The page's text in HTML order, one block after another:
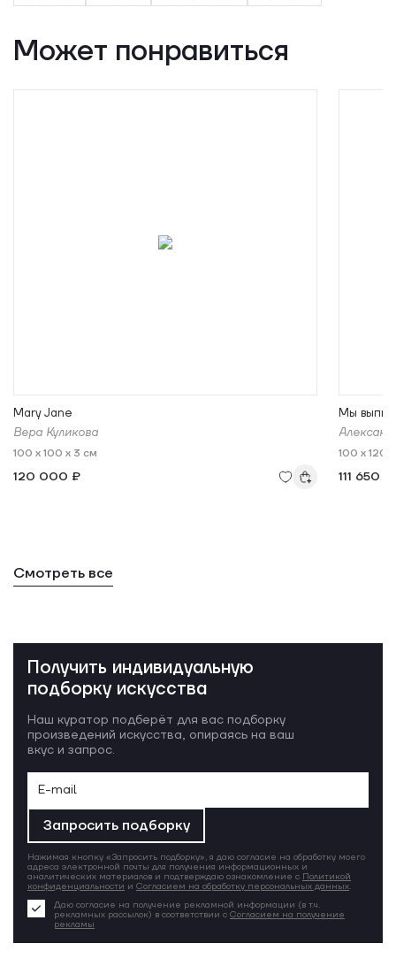
Может понравиться
Mary Jane
Вера Куликова
100 x 100 x 3 см
120 000 ₽
Мы
100 x 120
111 650 ₽
Смотреть все
Получить индивидуальную
подборку искусства
Наш куратор подберёт для вас подборку
произведений искусства, опираясь на ваш
вкус и запрос.
Запросить подборку
Нажимая кнопку «Запросить подборку», я даю согласие на обработку моего
адреса электронной почты для получения информационных и
аналитических материалов и подтверждаю ознакомление с Политикой
конфиденциальности и Согласием на обработку персональных данных.
Даю согласие на получение рекламной информации (в т.ч.
рекламных рассылок) в соответствии с Согласием на получение
рекламы